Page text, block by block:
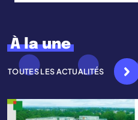
À la une
TOUTES LES ACTUALITÉS